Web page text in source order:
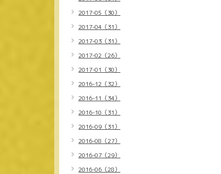
2017-05（30）
2017-04（31）
2017-03（31）
2017-02（26）
2017-01（30）
2016-12（32）
2016-11（34）
2016-10（31）
2016-09（31）
2016-08（27）
2016-07（29）
2016-06（28）